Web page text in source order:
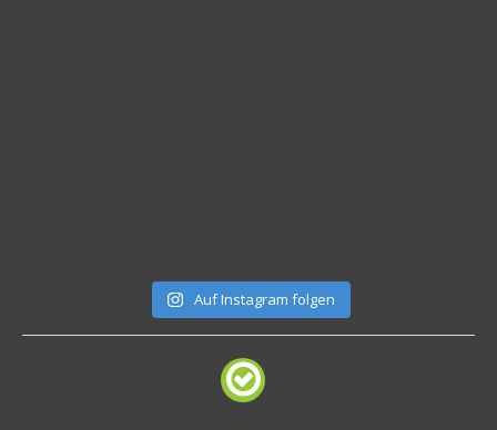
Auf Instagram folgen